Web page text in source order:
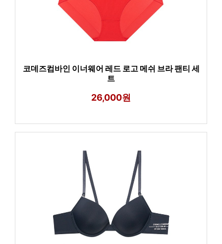
코데즈컴바인 이너웨어 레드 로고 메쉬 브라 팬티 세
트
26,000원